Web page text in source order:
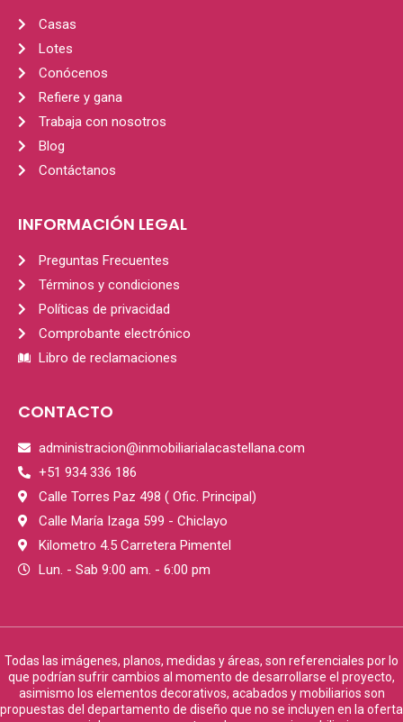
Casas
Lotes
Conócenos
Refiere y gana
Trabaja con nosotros
Blog
Contáctanos
INFORMACIÓN LEGAL
Preguntas Frecuentes
Términos y condiciones
Políticas de privacidad
Comprobante electrónico
Libro de reclamaciones
CONTACTO
administracion@inmobiliarialacastellana.com
+51 934 336 186
Calle Torres Paz 498 ( Ofic. Principal)
Calle María Izaga 599 - Chiclayo
Kilometro 4.5 Carretera Pimentel
Lun. - Sab 9:00 am. - 6:00 pm
Todas las imágenes, planos, medidas y áreas, son referenciales por lo
que podrían sufrir cambios al momento de desarrollarse el proyecto,
asimismo los elementos decorativos, acabados y mobiliarios son
propuestas del departamento de diseño que no se incluyen en la oferta